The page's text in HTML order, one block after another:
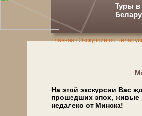
Туры в
Главная/Экскурсии по
На этой экскурсии Вас
прошедших эпох, живые
недалеко от Минска!